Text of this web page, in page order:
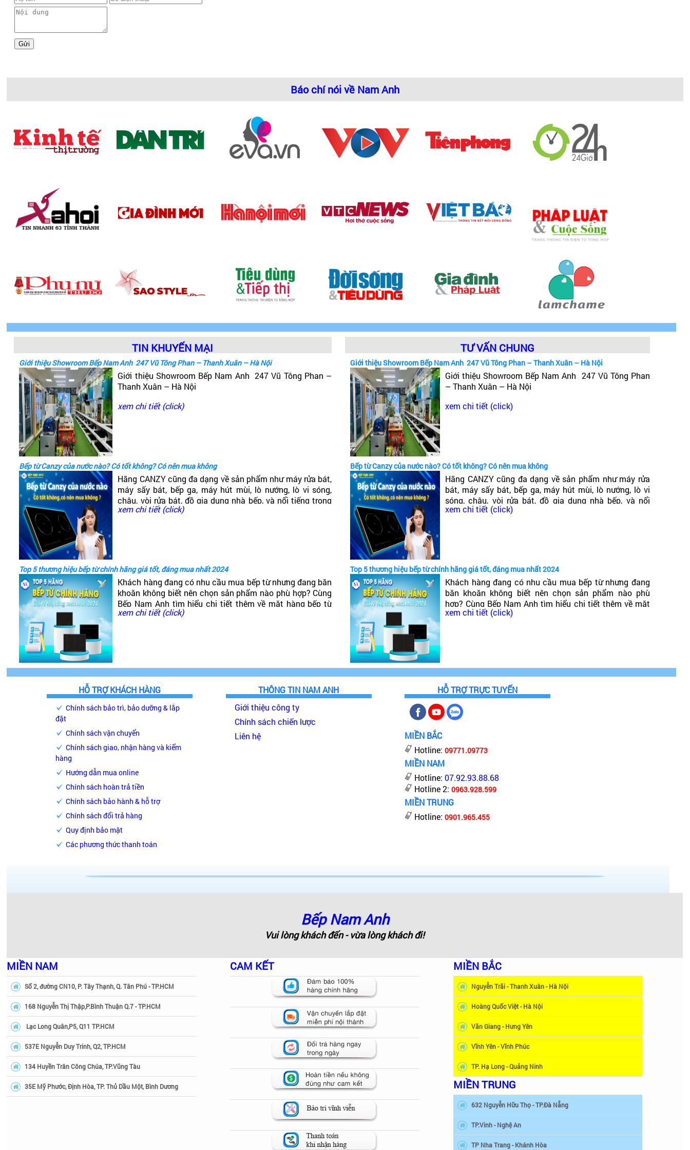
Báo chí nói về Nam Anh
TIN KHUYẾN MẠI
Giới thiệu Showroom Bếp Nam Anh 247 Vũ Tông Phan – Thanh Xuân – Hà Nội
Giới thiệu Showroom Bếp Nam Anh 247 Vũ Tông Phan –
Thanh Xuân – Hà Nội
xem chi tiết (click)
Bếp từ Canzy của nước nào? Có tốt không? Có nên mua không
Hãng CANZY cũng đa dạng về sản phẩm như máy rửa bát,
máy sấy bát, bếp ga, máy hút mùi, lò nướng, lò vi sóng,
chậu, vòi rửa bát, đồ gia dụng nhà bếp, và nổi tiếng trong
đó có dòng bếp từ Canzy. Vậy Bếp từ Canzy của nước
xem chi tiết (click)
Top 5 thương hiệu bếp từ chính hãng giá tốt, đáng mua nhất 2024
Khách hàng đang có nhu cầu mua bếp từ nhưng đang băn
khoăn không biết nên chọn sản phẩm nào phù hợp? Cùng
Bếp Nam Anh tìm hiểu chi tiết thêm về mặt hàng bếp từ
giá phải chăng, chất lượng cao, đáng mua nhất 2024!
xem chi tiết (click)
TƯ VẤN CHUNG
Giới thiệu Showroom Bếp Nam Anh 247 Vũ Tông Phan – Thanh Xuân – Hà Nội
Giới thiệu Showroom Bếp Nam Anh 247 Vũ Tông Phan
– Thanh Xuân – Hà Nội
xem chi tiết (click)
Bếp từ Canzy của nước nào? Có tốt không? Có nên mua không
Hãng CANZY cũng đa dạng về sản phẩm như máy rửa
bát, máy sấy bát, bếp ga, máy hút mùi, lò nướng, lò vi
sóng, chậu, vòi rửa bát, đồ gia dụng nhà bếp, và nổi
tiếng trong đó có dòng bếp từ Canzy. Vậy Bếp từ Canzy
xem chi tiết (click)
Top 5 thương hiệu bếp từ chính hãng giá tốt, đáng mua nhất 2024
Khách hàng đang có nhu cầu mua bếp từ nhưng đang
băn khoăn không biết nên chọn sản phẩm nào phù
hợp? Cùng Bếp Nam Anh tìm hiểu chi tiết thêm về mặt
hàng bếp từ giá phải chăng, chất lượng cao, đáng mua
xem chi tiết (click)
HỖ TRỢ KHÁCH HÀNG
Chính sách bảo trì, bảo dưỡng & lắp
đặt
Chính sách vận chuyển
Chính sách giao, nhận hàng và kiểm
hàng
Hướng dẫn mua online
Chính sách hoàn trả tiền
Chính sách bảo hành & hỗ trợ
Chính sách đổi trả hàng
Quy định bảo mật
Các phương thức thanh toán
THÔNG TIN NAM ANH
Giới thiệu công ty
Chính sách chiến lược
Liên hệ
HỖ TRỢ TRỰC TUYẾN
MIỀN BẮC
Hotline:09771.09773
MIỀN NAM
Hotline:07.92.93.88.68
Hotline 2:0963.928.599
MIỀN TRUNG
Hotline:0901.965.455
Bếp Nam Anh
Vui lòng khách đến - vừa lòng khách đi!
MIỀN NAM
Số 2, đường CN10, P. Tây Thạnh, Q. Tân Phú - TP.HCM
168 Nguyễn Thị Thập,P.Bình Thuận Q.7 - TP.HCM
Lạc Long Quân,P5, Q11 TP.HCM
537E Nguyễn Duy Trinh, Q2, TP.HCM
134 Huyền Trân Công Chúa, TP.Vũng Tàu
35E Mỹ Phước, Định Hòa, TP. Thủ Dầu Một, Bình Dương
CAM KẾT MIỀN BẮC
Nguyễn Trãi - Thanh Xuân - Hà Nội
Hoàng Quốc Việt - Hà Nội
Văn Giang - Hưng Yên
Vĩnh Yên - Vĩnh Phúc
TP. Hạ Long - Quảng Ninh
MIỀN TRUNG
632 Nguyễn Hữu Thọ - TP.Đà Nẵng
TP.Vinh - Nghệ An
TP Nha Trang - Khánh Hòa